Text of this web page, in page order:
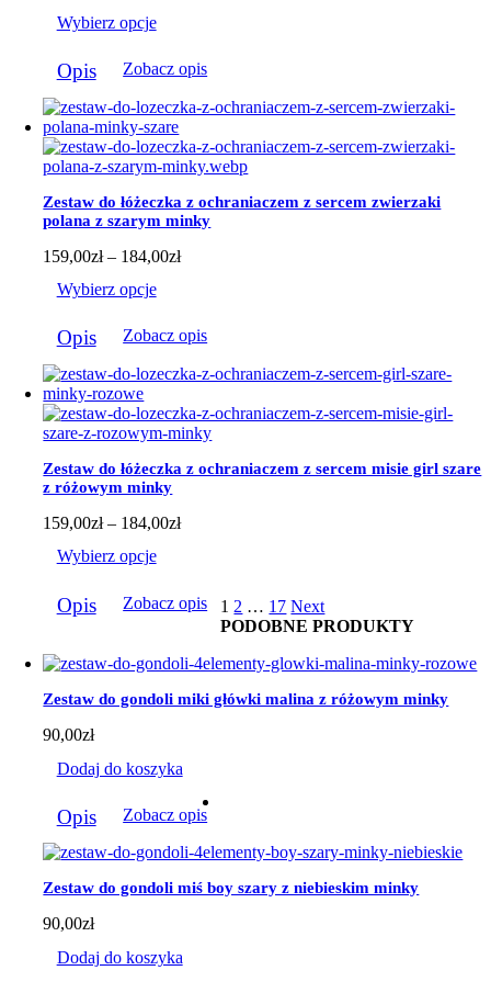
do
Wybierz opcje
produkt
ma
wiele
wariantów.
Opcje
można
wybrać
na
stronie
produktu
Opis Zobacz opis
Zestaw do łóżeczka z ochraniaczem z sercem zwierzaki
polana z szarym minky
159,00zł – 184,00złZakres
do
Wybierz opcje
produkt
ma
wiele
wariantów.
Opcje
można
wybrać
na
stronie
produktu
Opis Zobacz opis
Zestaw do łóżeczka z ochraniaczem z sercem misie girl szare
z różowym minky
159,00zł – 184,00złZakres
do
184,00zł
Wybierz opcje
produkt
wariantów.
można
wybrać
na
stronie
Opis Zobacz opis 1 2 … 17 Next
PODOBNE PRODUKTY
Zestaw do gondoli miki główki malina z różowym minky
90,00zł
Dodaj do koszyka
Opis Zobacz opis
Zestaw do gondoli miś boy szary z niebieskim minky
90,00zł
Dodaj do koszyka